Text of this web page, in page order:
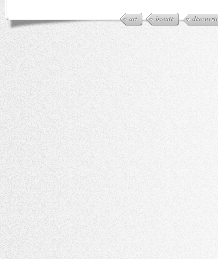
art beauté découvrir